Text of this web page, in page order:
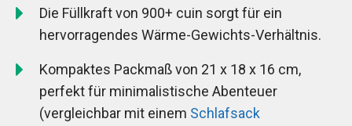
Die Füllkraft von 900+ cuin sorgt für ein
hervorragendes Wärme-Gewichts-Verhältnis.
Kompaktes Packmaß von 21 x 18 x 16 cm,
perfekt für minimalistische Abenteuer
(vergleichbar mit einem Schlafsack